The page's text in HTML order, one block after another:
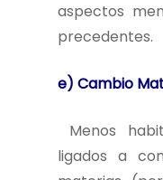
aspectos
precedentes.
e) Cambio
Menos
ligados a